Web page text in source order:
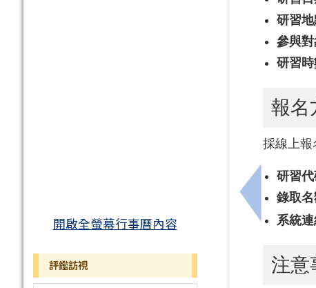
開啟全螢幕行事曆內容
評鑑訪視
上一筆：
研習地
參與對
研習時
報名
採線上報
研習代
錄取名
系統連
注意